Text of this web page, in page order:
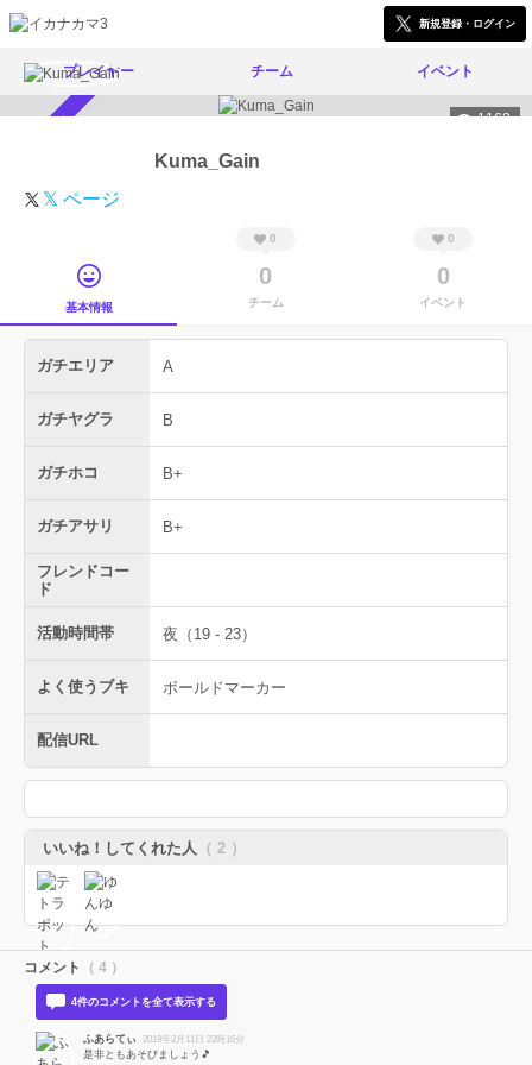
新規登録・ログイン
プレイヤー チーム イベント
1162
Kuma_Gain
𝕏 ページ
基本情報
0
0
チーム
0
0
イベント
ガチエリア A
ガチヤグラ B
ガチホコ B+
ガチアサリ B+
フレンドコー
ド
活動時間帯 夜（19 - 23）
よく使うブキ ボールドマーカー
配信URL
いいね！してくれた人 （ 2 ）
コメント （ 4 ）
4件のコメントを全て表示する
ふあらてぃ 2019年2月11日 22時16分
是非ともあそびましょう🎵